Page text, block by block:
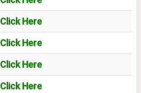
Click Here
Click Here
Click Here
Click Here